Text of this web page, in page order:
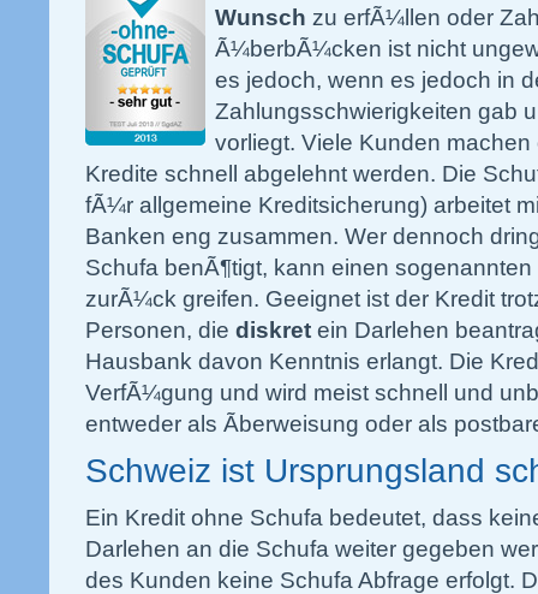
Wunsch zu erfÃ¼llen oder
Ã¼berbÃ¼cken ist nicht
es jedoch, wenn es jedoch in
Zahlungsschwierigkeiten gab
vorliegt. Viele Kunden
Kredite schnell abgelehnt werden. Die
fÃ¼r allgemeine Kreditsicherung) arbeitet
Banken eng zusammen. Wer dennoch
Schufa benÃ¶tigt, kann einen
zurÃ¼ck greifen. Geeignet ist der Kredit
Personen, die diskret ein Darlehen
Hausbank davon Kenntnis erlangt. Die
VerfÃ¼gung und wird meist schnell und
entweder als Ãberweisung oder als
Schweiz ist Ursprungsland
Ein Kredit ohne Schufa bedeutet, dass
Darlehen an die Schufa weiter gegeben
des Kunden keine Schufa Abfrage erfolgt.